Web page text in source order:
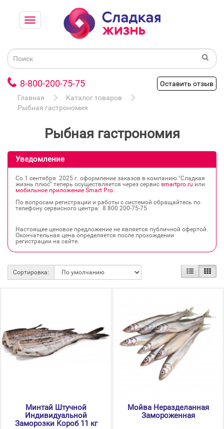
8-800-200-75-75
Оставить отзыв
Главная
Каталог товаров
Рыбная гастрономия
Рыбная гастрономия
Уведомление
Со 1 сентября 2025 г. оформление заказов в компанию "Сладкая
жизнь плюс" теперь осуществляется через сервис smartpro.ru или
мобильное приложение Smart Pro.
По вопросам регистрации и работы с системой обращайтесь по
телефону сервисного центра: 8 800 200‐75‐75
Настоящее ценовое предложение не является публичной офертой.
Окончательная цена определяется после прохождении
регистрации на сайте.
Сортировка:
Минтай Штучной
Индивидуальной
Заморозки Короб 11 кг
Мойва Неразделанная
Замороженная